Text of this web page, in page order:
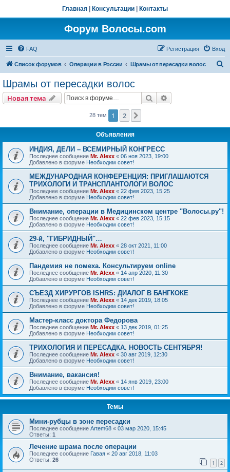
Главная Консультации Контакты
Форум Волосы.com
FAQ Вход
Регистрация
Список форумов Операции в России Шрамы от пересадки волос
Шрамы от пересадки волос
Новая тема Поиск
28 тем 1 2
Объявления
ИНДИЯ, ДЕЛИ – ВСЕМИРНЫЙ КОНГРЕСС
Последнее сообщение Mr. Alexx « 06 ноя 2023, 19:00
Добавлено в форуме Необходим совет!
МЕЖДУНАРОДНАЯ КОНФЕРЕНЦИЯ: ПРИГЛАШАЮТСЯ
ТРИХОЛОГИ И ТРАНСПЛАНТОЛОГИ ВОЛОС
Последнее сообщение Mr. Alexx « 22 фев 2023, 15:25
Добавлено в форуме Необходим совет!
Внимание, операции в Медицинском центре "Волосы.ру"!
Последнее сообщение Mr. Alexx « 22 фев 2023, 15:15
Добавлено в форуме Необходим совет!
29-й, "ГИБРИДНЫЙ"…
Последнее сообщение Mr. Alexx « 28 окт 2021, 11:00
Добавлено в форуме Необходим совет!
Пандемия не помеха. Консультируем online
Последнее сообщение Mr. Alexx « 14 апр 2020, 11:30
Добавлено в форуме Необходим совет!
СЪЕЗД ХИРУРГОВ ISHRS: ДИАЛОГ В БАНГКОКЕ
Последнее сообщение Mr. Alexx « 14 дек 2019, 18:05
Добавлено в форуме Необходим совет!
Мастер-класс доктора Федорова
Последнее сообщение Mr. Alexx « 13 дек 2019, 01:25
Добавлено в форуме Необходим совет!
ТРИХОЛОГИЯ И ПЕРЕСАДКА. НОВОСТЬ СЕНТЯБРЯ!
Последнее сообщение Mr. Alexx « 30 авг 2019, 12:30
Добавлено в форуме Необходим совет!
Внимание, вакансия!
Последнее сообщение Mr. Alexx « 14 янв 2019, 23:00
Добавлено в форуме Необходим совет!
Темы
Мини-рубцы в зоне пересадки
Последнее сообщение Artem68 « 03 мар 2020, 15:45
Ответы: 1
Лечение шрама после операции
Последнее сообщение Гавая « 20 авг 2018, 11:03
Ответы: 26 1 2